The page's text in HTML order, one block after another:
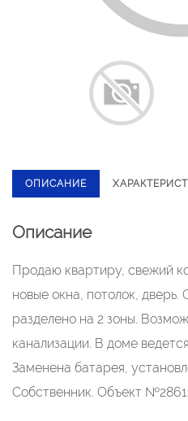
ОПИСАНИЕ
Описание
Продаю квартиру, свежий
новые окна, потолок, дверь.
разделено на 2 зоны.
канализации. В доме
Заменена батарея,
Собственник. Объект